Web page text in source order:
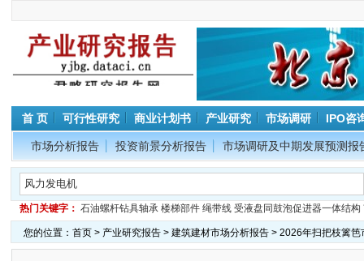
首 页 可行性研究 商业计划书 产业研究 市场调研 IPO咨
市场分析报告 投资前景分析报告 市场调研及中期发展预测报
热门关键字： 石油螺杆钻具轴承 楼梯部件 绳带线 受液盘同鼓泡促进器一体结构
您的位置： 首页> 产业研究报告> 建筑建材市场分析报告> 2026年扫把枝篱笆